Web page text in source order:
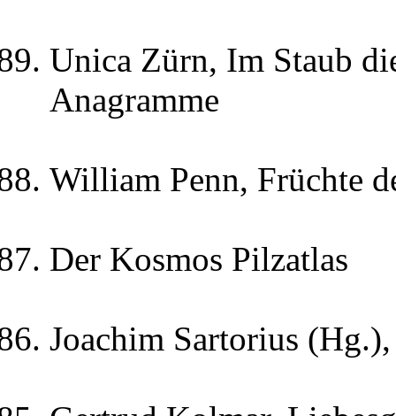
Unica Zürn, Im Staub
Anagramme
William Penn, Früchte
Der Kosmos Pilzatlas
Joachim Sartorius